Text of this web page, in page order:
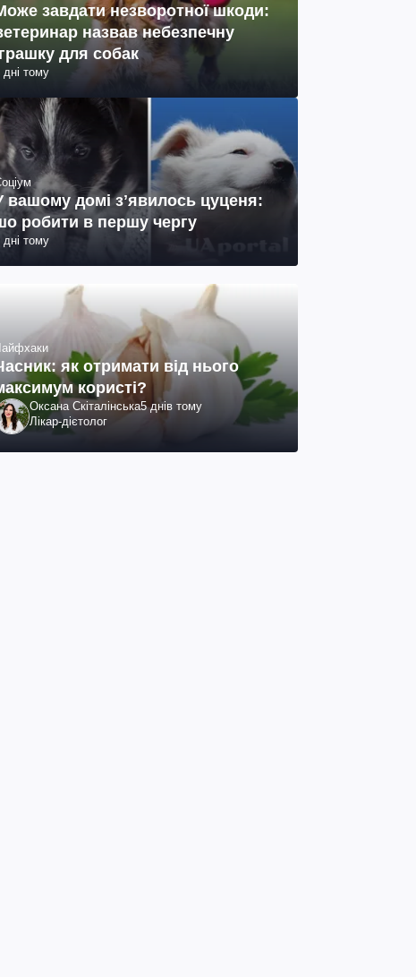
завдати незворотної шкоди:
назвав небезпечну
для собак
дні тому
вашому домі зʼявилось цуценя:
робити в першу чергу
дні тому
як отримати від нього
користі?
Оксана Скіталінська5 днів тому
Лікар-дієтолог